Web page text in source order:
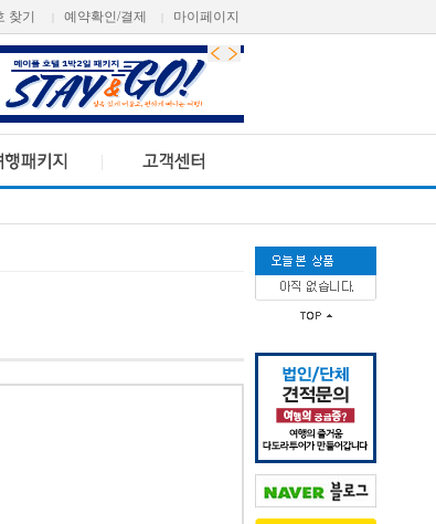
찾기 예약확인/결제 마이페이지